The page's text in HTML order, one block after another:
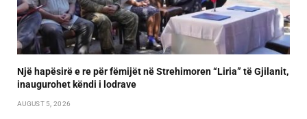
Një hapësirë e re për fëmijët në Strehimoren “Liria” të Gjilanit,
inaugurohet këndi i lodrave
AUGUST 5, 2026